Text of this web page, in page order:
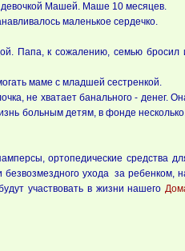
девочкой Машей. Маше 10 месяцев.
маленькое сердечко.
Папа, к сожалению, семью бросил
маме с младшей сестренкой.
не хватает банального - денег.
больным детям, в фонде
ортопедические средства
ухода за ребенком,
участвовать в жизни нашего